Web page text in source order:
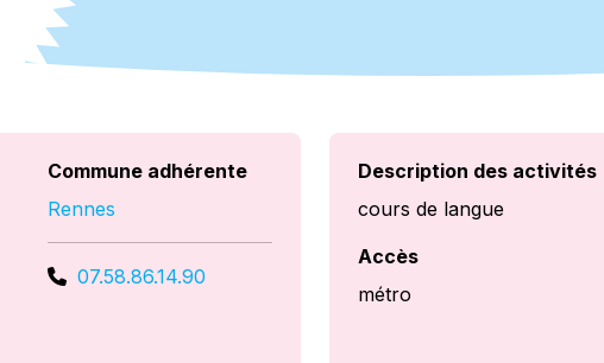
Commune adhérente
Rennes
07.58.86.14.90
Description des activités
cours de langue
Accès
métro